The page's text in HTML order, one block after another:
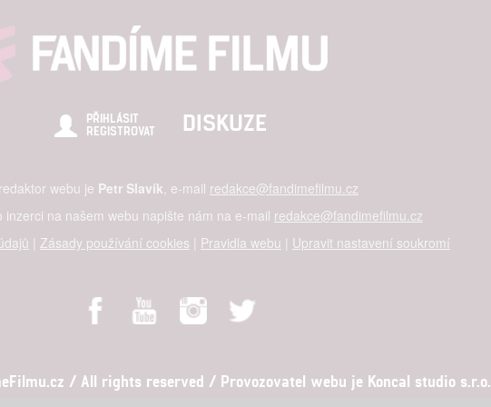
PŘIHLÁSIT
REGISTROVAT
DISKUZE
webu je Petr Slavík, e-mail redakce@fandimefilmu.cz
inzerci na našem webu napište nám na e-mail redakce@fandimefilmu.cz
| Zásady používání cookies | Pravidla webu | Upravit nastavení soukromí
/ All rights reserved / Provozovatel webu je Koncal studio s.r.o.